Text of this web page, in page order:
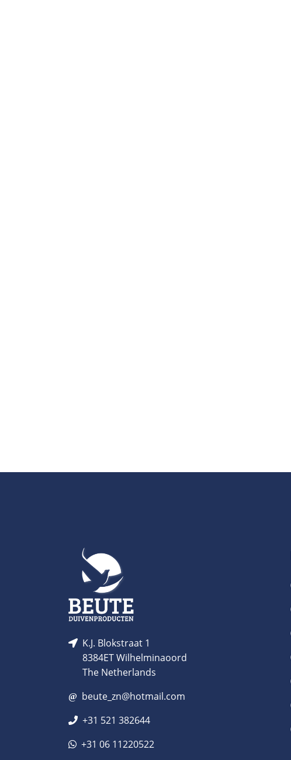
K.J. Blokstraat 1
8384ET Wilhelminaoord
The Netherlands
beute_zn@hotmail.com
+31 521 382644
+31 06 11220522